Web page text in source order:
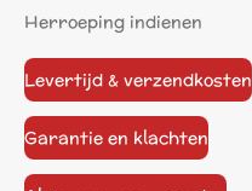
Herroeping indienen
Levertijd & verzendkosten
Garantie en klachten